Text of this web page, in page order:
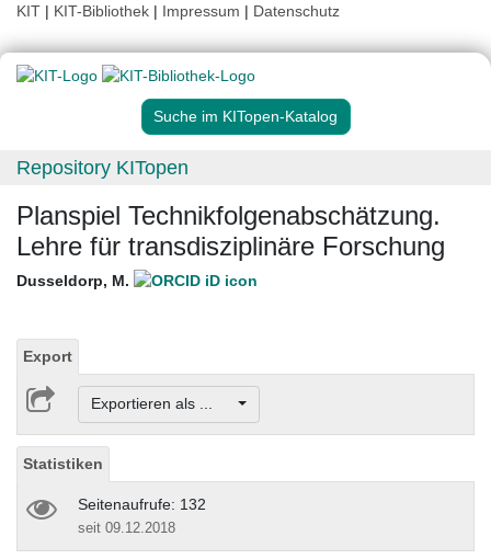
KIT | KIT-Bibliothek | Impressum | Datenschutz
Suche im KITopen-Katalog
Repository KITopen
Planspiel Technikfolgenabschätzung.
Lehre für transdisziplinäre Forschung
Dusseldorp, M.
Export
Exportieren als ...
Statistiken
Seitenaufrufe: 132
seit 09.12.2018